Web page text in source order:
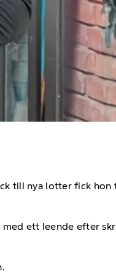
till nya lotter fick hon
med ett leende efter